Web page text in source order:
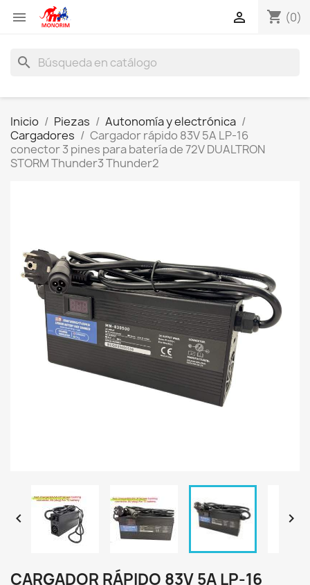
 shopping_cart (0)

search
Inicio Piezas
Autonomía y electrónica
Cargadores
Cargador rápido 83V 5A LP-16
conector 3 pines para batería de 72V DUALTRON
STORM Thunder3 Thunder2
 
CARGADOR RÁPIDO 83V 5A LP-16